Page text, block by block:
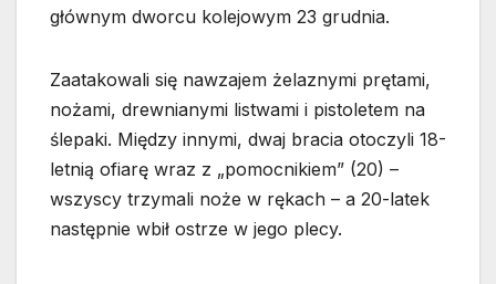
głównym dworcu kolejowym 23 grudnia.
Zaatakowali się nawzajem żelaznymi prętami,
nożami, drewnianymi listwami i pistoletem na
ślepaki. Między innymi, dwaj bracia otoczyli 18-
letnią ofiarę wraz z „pomocnikiem” (20) –
wszyscy trzymali noże w rękach – a 20-latek
następnie wbił ostrze w jego plecy.